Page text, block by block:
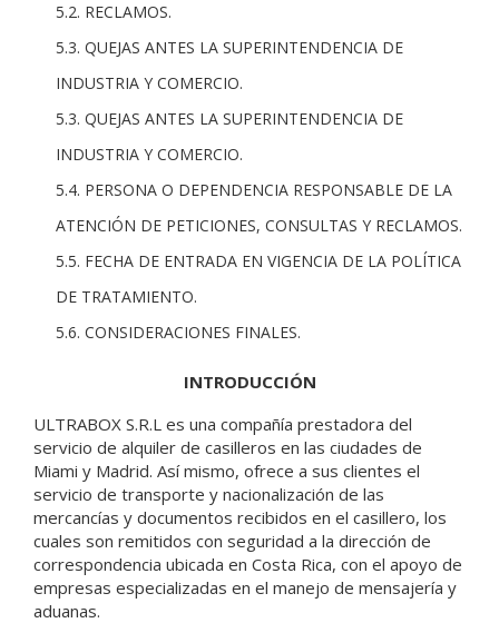
5.2. RECLAMOS.
5.3. QUEJAS ANTES LA SUPERINTENDENCIA DE
INDUSTRIA Y COMERCIO.
5.3. QUEJAS ANTES LA SUPERINTENDENCIA DE
INDUSTRIA Y COMERCIO.
5.4. PERSONA O DEPENDENCIA RESPONSABLE DE LA
ATENCIÓN DE PETICIONES, CONSULTAS Y RECLAMOS.
5.5. FECHA DE ENTRADA EN VIGENCIA DE LA POLÍTICA
DE TRATAMIENTO.
5.6. CONSIDERACIONES FINALES.
INTRODUCCIÓN
ULTRABOX S.R.L es una compañía prestadora del
servicio de alquiler de casilleros en las ciudades de
Miami y Madrid. Así mismo, ofrece a sus clientes el
servicio de transporte y nacionalización de las
mercancías y documentos recibidos en el casillero, los
cuales son remitidos con seguridad a la dirección de
correspondencia ubicada en Costa Rica, con el apoyo de
empresas especializadas en el manejo de mensajería y
aduanas.